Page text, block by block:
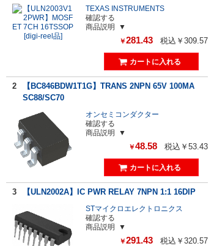
TEXAS INSTRUMENTS
確認する
商品説明
￥281.43 税込￥309.57
2
【BC846BDW1T1G】TRANS 2NPN 65V 100MA
SC88/SC70
オンセミコンダクター
確認する
商品説明
￥48.58 税込￥53.43
3 【ULN2002A】IC PWR RELAY 7NPN 1:1 16DIP
STマイクロエレクトロニクス
確認する
商品説明
￥291.43 税込￥320.57